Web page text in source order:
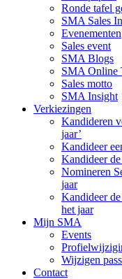
Ronde tafel
SMA Sales
Evenementen
Sales event
SMA Blogs
SMA Online
Sales motto
SMA Insight
Verkiezingen
Kandideren
jaar’
Kandideer
Kandideer
Nomineren
jaar
Kandideer
het jaar
Mijn SMA
Events
Wijzigen
Contact